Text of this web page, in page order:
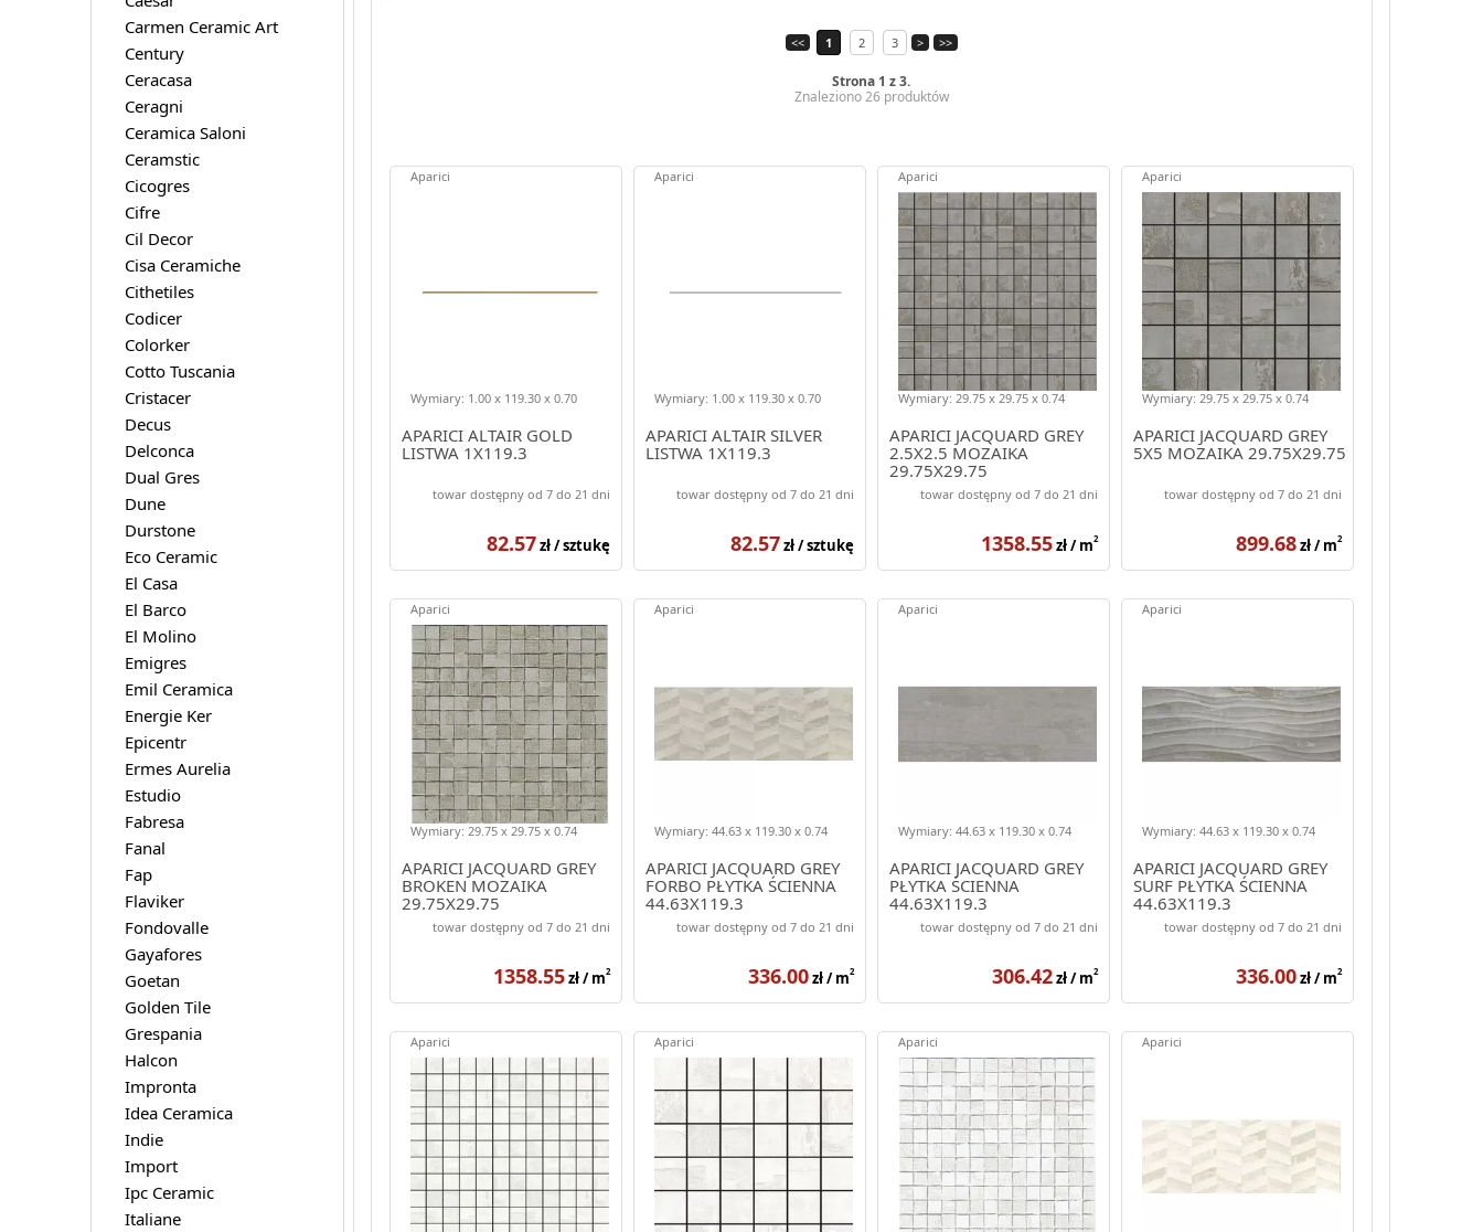
<< 1 2 3 > >>
Strona 1 z 3.
Znaleziono 26 produktów
APARICI ALTAIR GOLD
LISTWA 1X119.3
Wymiary: 1.00 x 119.30 x 0.70
Aparici
towar dostępny od 7 do 21 dni
82.57zł / sztukę
APARICI ALTAIR SILVER
LISTWA 1X119.3
Wymiary: 1.00 x 119.30 x 0.70
Aparici
towar dostępny od 7 do 21 dni
82.57zł / sztukę
APARICI JACQUARD GREY
2.5X2.5 MOZAIKA
29.75X29.75
Wymiary: 29.75 x 29.75 x 0.74
Aparici
towar dostępny od 7 do 21 dni
1358.55zł / m2
APARICI JACQUARD GREY
5X5 MOZAIKA 29.75X29.75
Wymiary: 29.75 x 29.75 x 0.74
Aparici
towar dostępny od 7 do 21 dni
899.68zł / m2
APARICI JACQUARD GREY
BROKEN MOZAIKA
29.75X29.75
Wymiary: 29.75 x 29.75 x 0.74
Aparici
towar dostępny od 7 do 21 dni
1358.55zł / m2
APARICI JACQUARD GREY
FORBO PŁYTKA ŚCIENNA
44.63X119.3
Wymiary: 44.63 x 119.30 x 0.74
Aparici
towar dostępny od 7 do 21 dni
336.00zł / m2
APARICI JACQUARD GREY
PŁYTKA ŚCIENNA
44.63X119.3
Wymiary: 44.63 x 119.30 x 0.74
Aparici
towar dostępny od 7 do 21 dni
306.42zł / m2
APARICI JACQUARD GREY
SURF PŁYTKA ŚCIENNA
44.63X119.3
Wymiary: 44.63 x 119.30 x 0.74
Aparici
towar dostępny od 7 do 21 dni
336.00zł / m2
Aparici Aparici Aparici Aparici
Carmen Ceramic Art
Century
Ceracasa
Ceragni
Ceramica Saloni
Ceramstic
Cicogres
Cifre
Cil Decor
Cisa Ceramiche
Cithetiles
Codicer
Colorker
Cotto Tuscania
Cristacer
Decus
Delconca
Dual Gres
Dune
Durstone
Eco Ceramic
El Casa
El Barco
El Molino
Emigres
Emil Ceramica
Energie Ker
Epicentr
Ermes Aurelia
Estudio
Fabresa
Fanal
Fap
Flaviker
Fondovalle
Gayafores
Goetan
Golden Tile
Grespania
Halcon
Impronta
Idea Ceramica
Indie
Import
Ipc Ceramic
Italiane